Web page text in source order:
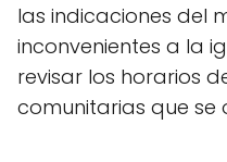
las indicaciones del
inconvenientes a la
revisar los horarios
comunitarias que se